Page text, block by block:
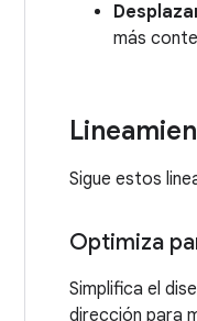
más
Sigue estos
Optimiza
Simplifica el
dirección para